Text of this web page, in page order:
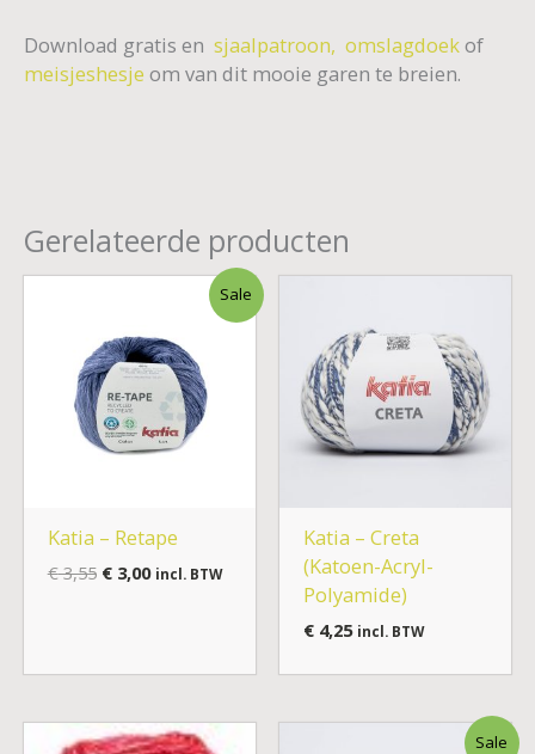
Download gratis en sjaalpatroon, omslagdoekof
meisjeshesje om van dit mooie garen te breien.
Gerelateerde producten
Sale
Katia – Retape
€3,55
Oorspronkelijke
was:
€ 3,55.
€3,00
Huidige
€ 3,00.
incl. BTW
Katia – Creta
(Katoen-Acryl-
Polyamide)
€4,25 incl. BTW
Sale
Oorspronkelijke
Huidige